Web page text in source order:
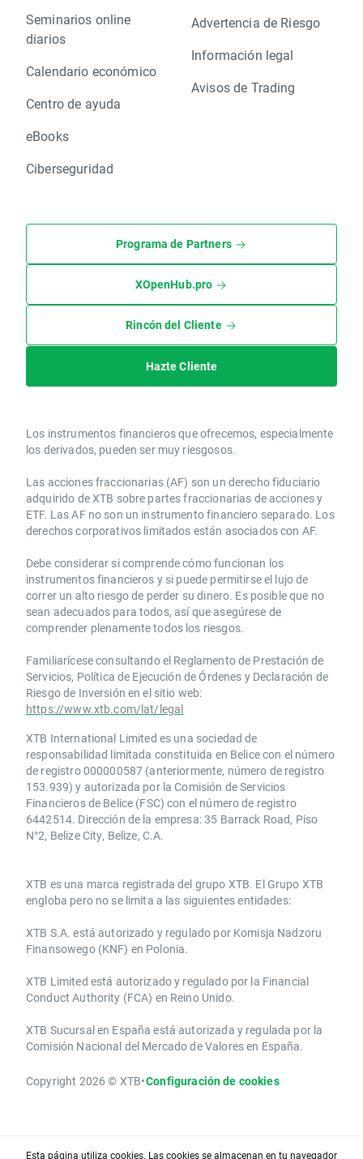
Seminarios online
diarios
Calendario económico
Centro de ayuda
eBooks
Ciberseguridad
Advertencia de Riesgo
Información legal
Avisos de Trading
Programa de Partners
XOpenHub.pro
Rincón del Cliente
Hazte Cliente
Los instrumentos financieros que ofrecemos, especialmente
los derivados, pueden ser muy riesgosos.
Las acciones fraccionarias (AF) son un derecho fiduciario
adquirido de XTB sobre partes fraccionarias de acciones y
ETF. Las AF no son un instrumento financiero separado. Los
derechos corporativos limitados están asociados con AF.
Debe considerar si comprende cómo funcionan los
instrumentos financieros y si puede permitirse el lujo de
correr un alto riesgo de perder su dinero. Es posible que no
sean adecuados para todos, así que asegúrese de
comprender plenamente todos los riesgos.
Familiarícese consultando el Reglamento de Prestación de
Servicios, Política de Ejecución de Órdenes y Declaración de
Riesgo de Inversión en el sitio web:
https://www.xtb.com/lat/legal
XTB International Limited es una sociedad de
responsabilidad limitada constituida en Belice con el número
de registro 000000587 (anteriormente, número de registro
153.939) y autorizada por la Comisión de Servicios
Financieros de Belice (FSC) con el número de registro
6442514. Dirección de la empresa: 35 Barrack Road, Piso
N°2, Belize City, Belize, C.A.
​​XTB es una marca registrada del grupo XTB. El Grupo XTB
engloba pero no se limita a las siguientes entidades:
XTB S.A.​ está autorizado y regulado por Komisja Nadzoru
Finansowego (KNF) ​en Polonia.
XTB Limited ​está autorizado y regulado por la ​Financial
Conduct Authority ​(FCA) en ​​Reino Unido.
XTB Sucursal en España está autorizada y regulada por la
Comisión Nacional del Mercado de Valores en España.
Copyright 2026 © XTB•Configuración de cookies
Esta página utiliza cookies. Las cookies se almacenan en tu navegador